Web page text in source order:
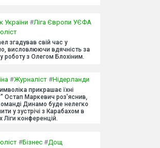
України #Ліга Європи УЄФА
згадував свій час у
висловлюючи вдячність за
роботу з Олегом Блохіним.
#Журналіст #Нідерланди
прикрашає їхні
Остап Маркевич роз'яснив,
Динамо буде нелегко
у зустрічі з Карабахом в
Ліги конференцій.
#Бізнес #Дощ